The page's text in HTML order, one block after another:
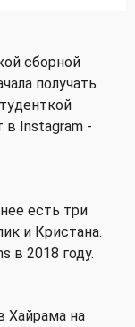
сборной
получать
в Instagram -
есть три
и Кристана.
в 2018 году.
Хайрама на